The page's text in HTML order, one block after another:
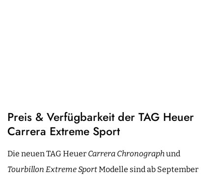
Preis & Verfügbarkeit der TAG Heuer
Carrera Extreme Sport
Die neuen TAG Heuer Carrera Chronographund
Tourbillon Extreme SportModelle sind ab September